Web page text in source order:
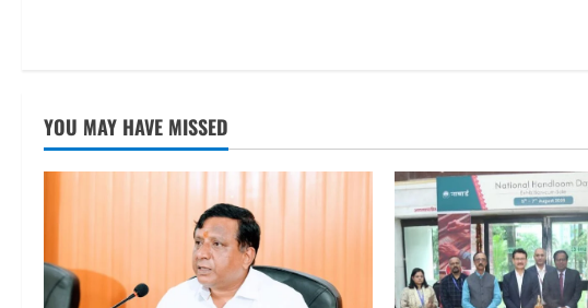
YOU MAY HAVE MISSED